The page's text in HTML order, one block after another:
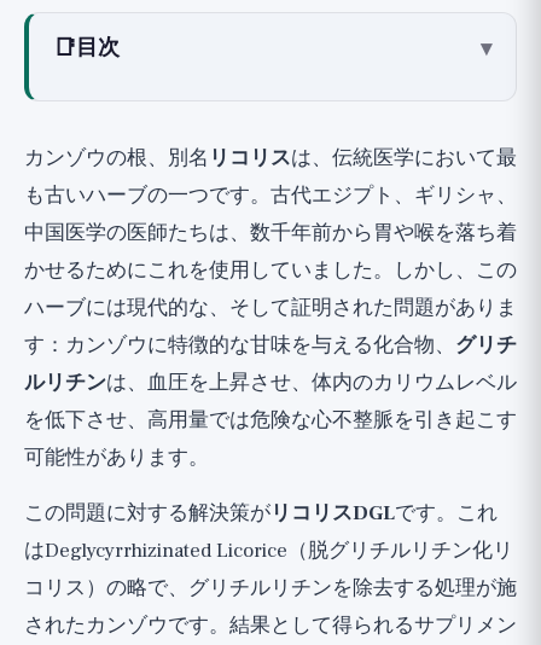
📑 目次 ▾
消化器系との関連：粘膜保護のメカニズム
現在のエビデンス
研究1：機能性ディスペプシアに対するカンゾウ
研究2：胃潰瘍予防における薬剤との比較（1985
年）
研究3：十二指腸潰瘍におけるDGL（1975年）
胸やけ、逆流、真の潰瘍については？
リコリスDGLを始めるべきですか？
カンゾウの根、別名 リコリスは、伝統医学において最
も古いハーブの一つです。古代エジプト、ギリシャ、
中国医学の医師たちは、数千年前から胃や喉を落ち着
かせるためにこれを使用していました。しかし、この
ハーブには現代的な、そして証明された問題がありま
す：カンゾウに特徴的な甘味を与える化合物、 グリチ
ルリチンは、血圧を上昇させ、体内のカリウムレベル
を低下させ、高用量では危険な心不整脈を引き起こす
可能性があります。
この問題に対する解決策がリコリスDGLです。これ
はDeglycyrrhizinated Licorice（脱グリチルリチン化リ
コリス）の略で、グリチルリチンを除去する処理が施
されたカンゾウです。結果として得られるサプリメン